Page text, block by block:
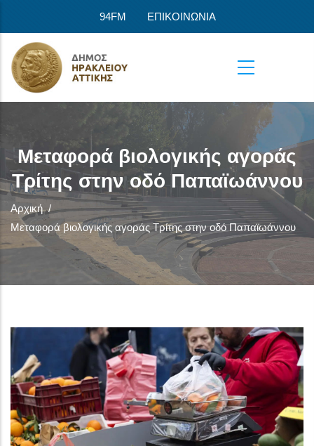
94FM ΕΠΙΚΟΙΝΩΝΙΑ
Μεταφορά βιολογικής αγοράς
Τρίτης στην οδό Παπαϊωάννου
Αρχική /
Μεταφορά βιολογικής αγοράς Τρίτης στην οδό Παπαϊωάννου